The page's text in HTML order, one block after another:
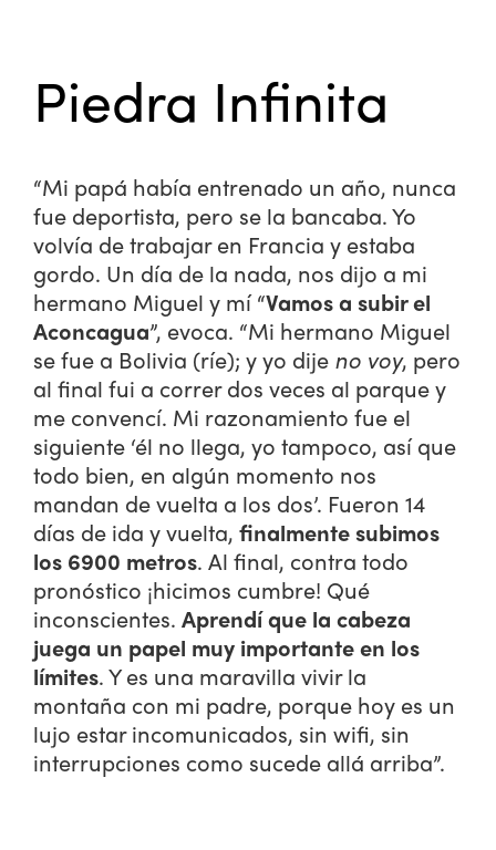
Piedra Infinita
“Mi papá había entrenado un año, nunca
fue deportista, pero se la bancaba. Yo
volvía de trabajar en Francia y estaba
gordo. Un día de la nada, nos dijo a mi
hermano Miguel y mí “Vamos a subir el
Aconcagua”, evoca. “Mi hermano Miguel
se fue a Bolivia (ríe); y yo dije no voy, pero
al final fui a correr dos veces al parque y
me convencí. Mi razonamiento fue el
siguiente ‘él no llega, yo tampoco, así que
todo bien, en algún momento nos
mandan de vuelta a los dos’. Fueron 14
días de ida y vuelta, finalmente subimos
los 6900 metros. Al final, contra todo
pronóstico ¡hicimos cumbre! Qué
inconscientes. Aprendí que la cabeza
juega un papel muy importante en los
límites. Y es una maravilla vivir la
montaña con mi padre, porque hoy es un
lujo estar incomunicados, sin wifi, sin
interrupciones como sucede allá arriba”.